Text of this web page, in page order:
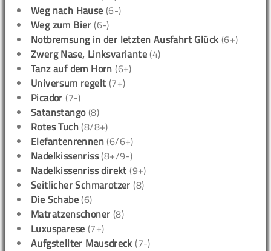
Weg nach Hause (6-)
Weg zum Bier (6-)
Notbremsung in der letzten Ausfahrt Glück (6+)
Zwerg Nase, Linksvariante (4)
Tanz auf dem Horn (6+)
Universum regelt (7+)
Picador (7-)
Satanstango(8)
Rotes Tuch (8/8+)
Elefantenrennen (6/6+)
Nadelkissenriss(8+/9-)
Nadelkissenriss direkt (9+)
Seitlicher Schmarotzer (8)
Die Schabe (6)
Matratzenschoner (8)
Luxusparese (7+)
Aufgstellter Mausdreck (7-)